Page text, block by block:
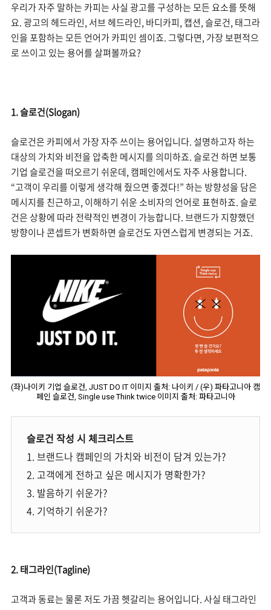
우리가 자주 말하는 카피는 사실 광고를 구성하는 모든 요소를 뜻해
요. 광고의 헤드라인, 서브 헤드라인, 바디카피, 캡션, 슬로건, 태그라
인을 포함하는 모든 언어가 카피인 셈이죠. 그렇다면, 가장 보편적으
로 쓰이고 있는 용어를 살펴볼까요?
1. 슬로건(Slogan)
슬로건은 카피에서 가장 자주 쓰이는 용어입니다. 설명하고자 하는
대상의 가치와 비전을 압축한 메시지를 의미하죠. 슬로건 하면 보통
기업 슬로건을 떠오르기 쉬운데, 캠페인에서도 자주 사용합니다.
“고객이 우리를 이렇게 생각해 줬으면 좋겠다!” 하는 방향성을 담은
메시지를 친근하고, 이해하기 쉬운 소비자의 언어로 표현하죠. 슬로
건은 상황에 따라 전략적인 변경이 가능합니다. 브랜드가 지향했던
방향이나 콘셉트가 변화하면 슬로건도 자연스럽게 변경되는 거죠.
(좌)나이키 기업 슬로건, JUST DO IT 이미지 출처: 나이키 / (우) 파타고니아 캠
페인 슬로건, Single use Think twice 이미지 출처: 파타고니아
슬로건 작성 시 체크리스트
1. 브랜드나 캠페인의 가치와 비전이 담겨 있는가?
2. 고객에게 전하고 싶은 메시지가 명확한가?
3. 발음하기 쉬운가?
4. 기억하기 쉬운가?
2. 태그라인(Tagline)
고객과 동료는 물론 저도 가끔 헷갈리는 용어입니다. 사실 태그라인